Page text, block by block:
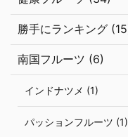
勝手にランキング
南国フルーツ (6)
インドナツメ (1)
パッションフルーツ (1)